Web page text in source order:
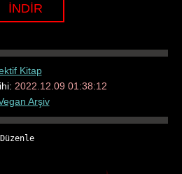
İNDİR
Kitap
2022.12.09 01:38:12
Arşiv
Düzenle